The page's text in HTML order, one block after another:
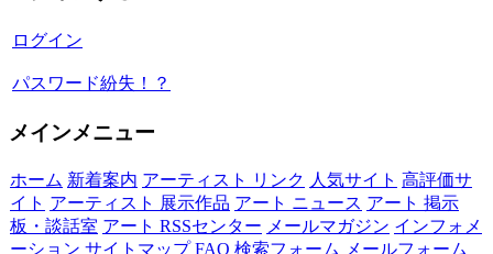
ログイン
パスワード紛失！？
メインメニュー
ホーム 新着案内 アーティスト リンク 人気サイト 高評価サ
イト アーティスト 展示作品 アート ニュース アート 掲示
板・談話室 アート RSSセンター メールマガジン インフォメ
ーション サイトマップ FAQ 検索フォーム メールフォーム